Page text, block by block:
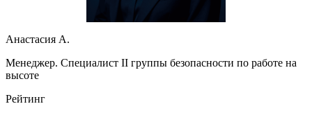
Анастасия А.
Менеджер. Специалист II группы безопасности по работе на
высоте
Рейтинг